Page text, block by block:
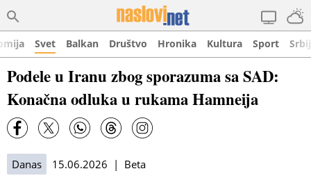
Svet Balkan Društvo Hronika Kultura Sport
Podele u Iranu zbog sporazuma sa SAD:
Konačna odluka u rukama Hamneija
Danas 15.06.2026 | Beta